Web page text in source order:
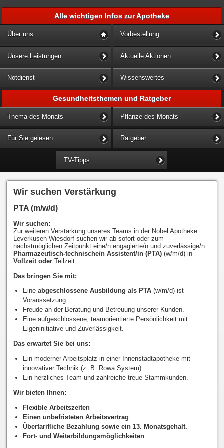
Alle wichtigen Infos zur Apotheke
Über uns Vorbestellung
Unsere Leistungen Aktuelle Aktionen
Notdienst Wissenswertes
Gesundheitsthemen und Ratgeber
Thema des Monats Pflanze des Monats
Für Sie gelesen Ratgeber
TV-Tipps
Wir suchen Verstärkung
PTA (m/w/d)
Wir suchen:
Zur weiteren Verstärkung unseres Teams in der Nobel Apotheke
Leverkusen Wiesdorf suchen wir ab sofort oder zum
nächstmöglichen Zeitpunkt eine/n engagierte/n und zuverlässige/n
Pharmazeutisch-technische/n Assistent/in (PTA)(w/m/d) in
Vollzeit oder Teilzeit.
Das bringen Sie mit:
Eineabgeschlossene Ausbildung als PTA (w/m/d) ist
Voraussetzung.
Freude an der Beratung und Betreuung unserer Kunden.
Eine aufgeschlossene, teamorientierte Persönlichkeit mit
Eigeninitiative und Zuverlässigkeit.
Das erwartet Sie bei uns:
Ein moderner Arbeitsplatz in einer Innenstadtapotheke mit
innovativer Technik (z. B. Rowa System)
Ein herzliches Team und zahlreiche treue Stammkunden.
Wir bieten Ihnen:
Flexible Arbeitszeiten
Einen unbefristeten Arbeitsvertrag
Übertarifliche Bezahlung sowie ein 13. Monatsgehalt.
Fort- und Weiterbildungsmöglichkeiten